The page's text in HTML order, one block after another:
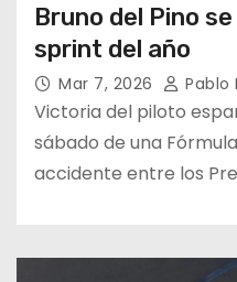
Bruno del Pino
sprint del año
Mar 7, 2026 Pablo
Victoria del piloto
sábado de una
accidente entre los